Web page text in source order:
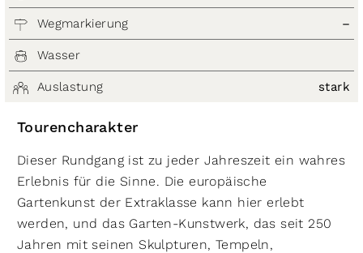
Wegmarkierung –
Wasser
Auslastung stark
Tourencharakter
Dieser Rundgang ist zu jeder Jahreszeit ein wahres
Erlebnis für die Sinne. Die europäische
Gartenkunst der Extraklasse kann hier erlebt
werden, und das Garten-Kunstwerk, das seit 250
Jahren mit seinen Skulpturen, Tempeln,